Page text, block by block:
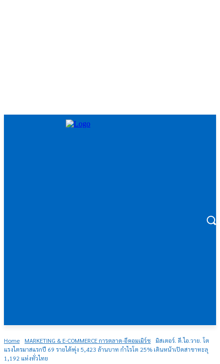
Home MARKETING & E-COMMERCE การตลาด-อีคอมเมิร์ช
มิสเตอร์. ดี.ไอ.วาย. โต
แรงไตรมาสแรกปี 69 รายได้พุ่ง 5,423 ล้านบาท กำไรโต 25% เดินหน้าเปิดสาขาทะลุ
1,192 แห่งทั่วไทย